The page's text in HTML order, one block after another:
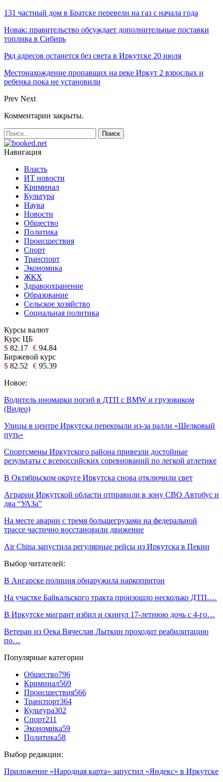
131 частный дом в Братске перевели на газ с начала года
Новак: правительство обсуждает дополнительные поставки
топлива в Сибирь
Ряд адресов останется без света в Иркутске 20 июля
Местонахождение пропавших на реке Иркут 2 взрослых и
ребенка пока не установили
Prev Next
Комментарии закрыты.
Навигация
Власть
ИТ новости
Криминал
Культура
Наука
Новости
Общество
Политика
Происшествия
Спорт
Транспорт
Экономика
ЖКХ
Здравоохранение
Образование
Сельское хозяйство
Социальная политика
Курсы валют
Курс ЦБ
$ 82.17 € 94.84
Биржевой курс
$ 82.52 € 95.39
Новое:
Водитель иномарки погиб в ДТП с BMW и грузовиком
(Видео)
Улицы в центре Иркутска перекрыли из-за ралли «Шелковый
путь»
Спортсмены Иркутского района привезли достойные
результаты с всероссийских соревнований по легкой атлетике
В Октябрьском округе Иркутска снова отключили свет
Аграрии Иркутской области отправили в зону СВО Автобус и
два “УАЗа”
На месте аварии с тремя большегрузами на федеральной
трассе частично восстановили движение
Air China запустила регулярные рейсы из Иркутска в Пекин
Выбор читателей:
В Ангарске полиция обнаружила наркопритон
На участке Байкальского тракта произошло несколько ДТП.…
В Иркутске мигрант избил и скинул 17-летнюю дочь с 4-го…
Ветеран из Оека Вячеслав Лыткин проходит реабилитацию
по…
Популярные категории
Общество796
Криминал569
Происшествия566
Транспорт364
Культура302
Спорт211
Экономика59
Политика58
Выбор редакции:
Приложение «Народная карта» запустил «Яндекс» в Иркутске